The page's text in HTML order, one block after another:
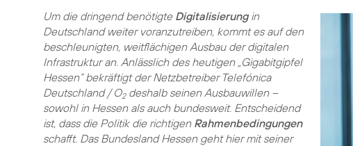
Um die dringend benötigte Digitalisierungin
Deutschland weiter voranzutreiben, kommt es auf den
beschleunigten, weitflächigen Ausbau der digitalen
Infrastruktur an. Anlässlich des heutigen „Gigabitgipfel
Hessen“ bekräftigt der Netzbetreiber Telefónica
Deutschland / O2deshalb seinen Ausbauwillen –
sowohl in Hessen als auch bundesweit. Entscheidend
ist, dass die Politik die richtigen Rahmenbedingungen
schafft. Das Bundesland Hessen geht hier mit seiner